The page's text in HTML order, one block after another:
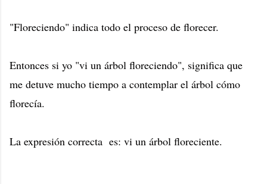
"Floreciendo" indica todo el proceso de florecer.
Entonces si yo "vi un árbol floreciendo", significa que
me detuve mucho tiempo a contemplar el árbol cómo
florecía.
La expresión correcta es: vi un árbol floreciente.